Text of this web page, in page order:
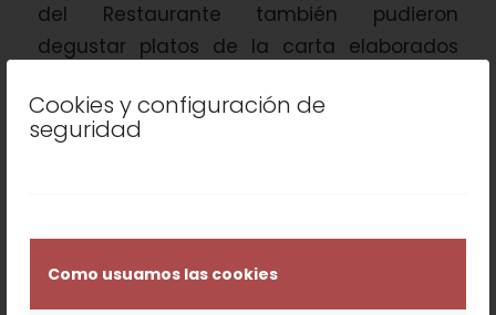
Cookies y configuración de
seguridad
Como usuamos las cookies
del Restaurante también pudieron
degustar platos de la carta elaborados
cuscús con frutos rojos y Picotas, y un
bizcocho de Picotas, endulzaron los